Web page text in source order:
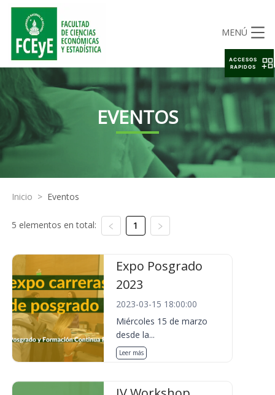
MENÚ
EVENTOS
Inicio > Eventos
5 elementos en total: 1
Expo Posgrado
2023
2023-03-15 18:00:00
Miércoles 15 de marzo
desde la...
Leer más
ACCESOS
RAPIDOS